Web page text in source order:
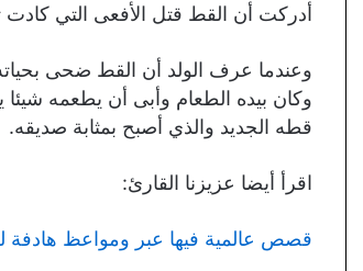
أدركت أن القط قتل الأفعى التي كادت
وعندما عرف الولد أن القط ضحى
وكان بيده الطعام وأبى أن يطعمه شيئا
قطه الجديد والذي أصبح بمثابة صديقه.
اقرأ أيضا عزيزنا القارئ:
قصص عالمية فيها عبر ومواعظ هادفة